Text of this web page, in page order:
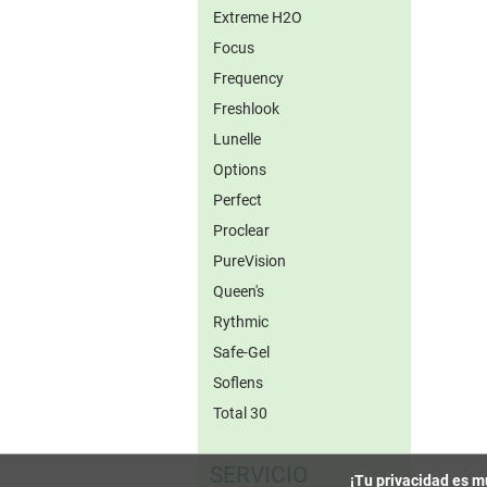
Extreme H2O
Focus
Frequency
Freshlook
Lunelle
Options
Perfect
Proclear
PureVision
Queen's
Rythmic
Safe-Gel
Soflens
Total 30
¡Tu privacidad es